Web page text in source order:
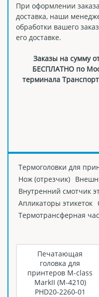
При оформлении
доставка, наши
обработки вашего
его доставке.
Заказы на сумму
БЕСПЛАТНО по
терминала
Термоголовки для
Нож (отрезчик)
Внутренний смотчик
Апликаторы этикеток
Термотрансферная
Печатающая
головка для
принтеров M-class
MarkII (M-4210)
PHD20-2260-01